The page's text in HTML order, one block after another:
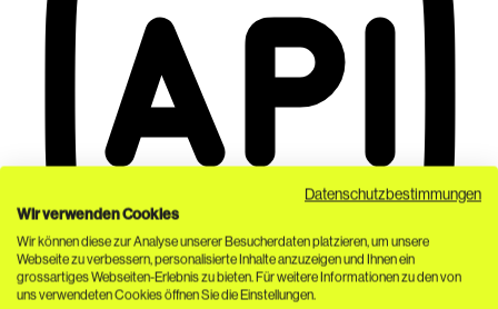
Datenschutzbestimmungen
Wir verwenden Cookies
Wir können diese zur Analyse unserer Besucherdaten platzieren, um unsere
Webseite zu verbessern, personalisierte Inhalte anzuzeigen und Ihnen ein
grossartiges Webseiten-Erlebnis zu bieten. Für weitere Informationen zu den von
uns verwendeten Cookies öffnen Sie die Einstellungen.